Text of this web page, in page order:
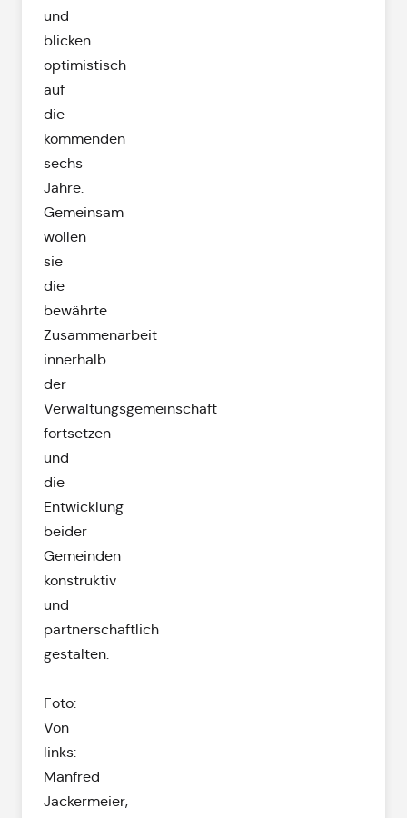
und
blicken
optimistisch
auf
die
kommenden
sechs
Jahre.
Gemeinsam
wollen
sie
die
bewährte
Zusammenarbeit
innerhalb
der
Verwaltungsgemeinschaft
fortsetzen
und
die
Entwicklung
beider
Gemeinden
konstruktiv
und
partnerschaftlich
gestalten.
Foto:
Von
links:
Manfred
Jackermeier,